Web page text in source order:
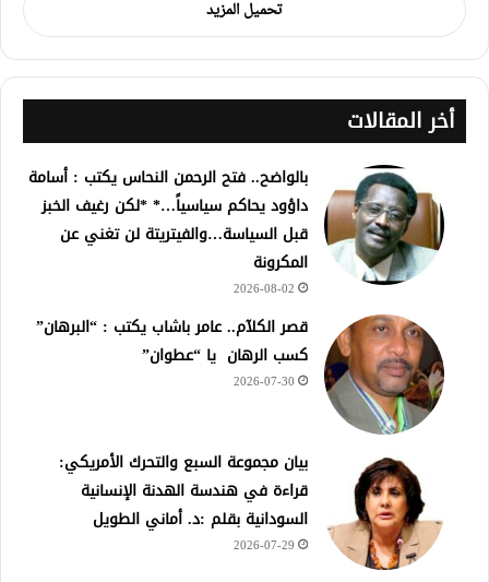
تحميل المزيد
أخر المقالات
بالواضح.. فتح الرحمن النحاس يكتب : أسامة
داؤود يحاكم سياسياً…* *لكن رغيف الخبز
قبل السياسة…والفيتريتة لن تغني عن
المكرونة
2026-08-02
قصر الكلآم.. عامر باشاب يكتب : “البرهان”
كسب الرهان يا “عطوان”
2026-07-30
بيان مجموعة السبع والتحرك الأمريكي:
قراءة في هندسة الهدنة الإنسانية
السودانية بقلم :د. أماني الطويل
2026-07-29